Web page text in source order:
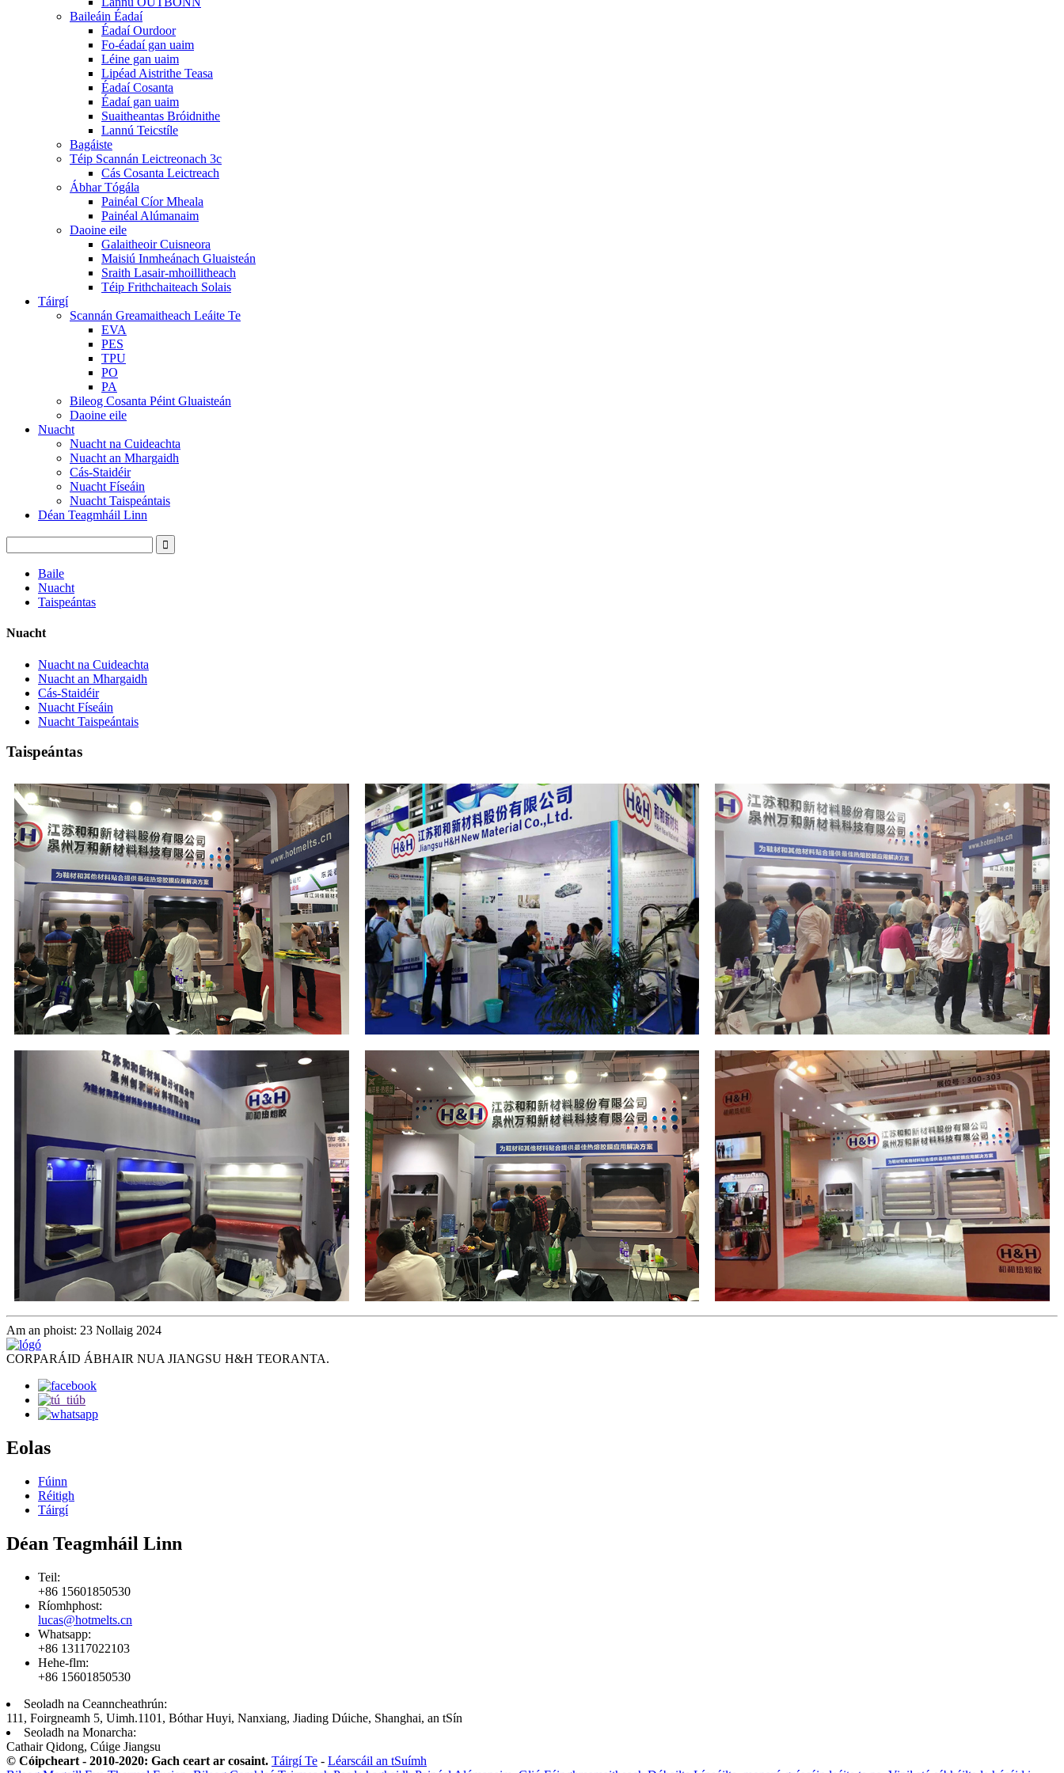
Baileáin Éadaí
Éadaí Ourdoor
Fo-éadaí gan uaim
Léine gan uaim
Lipéad Aistrithe Teasa
Éadaí Cosanta
Éadaí gan uaim
Suaitheantas Bróidnithe
Lannú Teicstíle
Bagáiste
Téip Scannán Leictreonach 3c
Cás Cosanta Leictreach
Ábhar Tógála
Painéal Cíor Mheala
Painéal Alúmanaim
Daoine eile
Galaitheoir Cuisneora
Maisiú Inmheánach Gluaisteán
Sraith Lasair-mhoillitheach
Téip Frithchaiteach Solais
Táirgí
Scannán Greamaitheach Leáite Te
EVA
PES
TPU
PO
PA
Bileog Cosanta Péint Gluaisteán
Daoine eile
Nuacht
Nuacht na Cuideachta
Nuacht an Mhargaidh
Cás-Staidéir
Nuacht Físeáin
Nuacht Taispeántais
Déan Teagmháil Linn
Baile
Nuacht
Taispeántas
Nuacht
Nuacht na Cuideachta
Nuacht an Mhargaidh
Cás-Staidéir
Nuacht Físeáin
Nuacht Taispeántais
Taispeántas
Am an phoist: 23 Nollaig 2024
CORPARÁID ÁBHAIR NUA JIANGSU H&H TEORANTA.
Eolas
Fúinn
Réitigh
Táirgí
Déan Teagmháil Linn
Teil:
+86 15601850530
Ríomhphost:
lucas@hotmelts.cn
Whatsapp:
+86 13117022103
Hehe-flm:
+86 15601850530
Seoladh na Ceanncheathrún:
111, Foirgneamh 5, Uimh.1101, Bóthar Huyi, Nanxiang, Jiading Dúiche, Shanghai, an tSín
Seoladh na Monarcha:
Cathair Qidong, Cúige Jiangsu
© Cóipcheart - 2010-2020: Gach ceart ar cosaint. Táirgí Te - Léarscáil an tSuímh